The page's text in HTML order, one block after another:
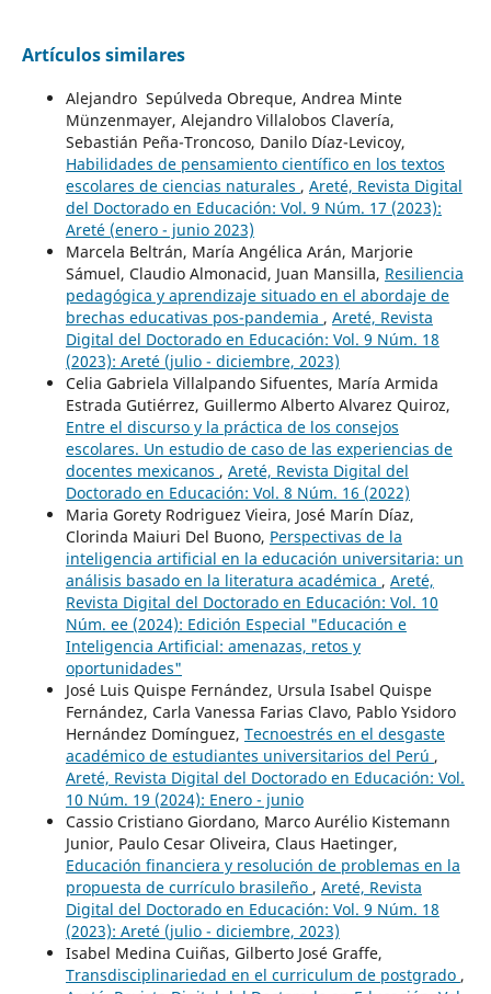
Artículos similares
Alejandro Sepúlveda Obreque, Andrea Minte
Münzenmayer, Alejandro Villalobos Clavería,
Sebastián Peña-Troncoso, Danilo Díaz-Levicoy,
Habilidades de pensamiento científico en los textos
escolares de ciencias naturales , Areté, Revista Digital
del Doctorado en Educación: Vol. 9 Núm. 17 (2023):
Areté (enero - junio 2023)
Marcela Beltrán, María Angélica Arán, Marjorie
Sámuel, Claudio Almonacid, Juan Mansilla, Resiliencia
pedagógica y aprendizaje situado en el abordaje de
brechas educativas pos-pandemia , Areté, Revista
Digital del Doctorado en Educación: Vol. 9 Núm. 18
(2023): Areté (julio - diciembre, 2023)
Celia Gabriela Villalpando Sifuentes, María Armida
Estrada Gutiérrez, Guillermo Alberto Alvarez Quiroz,
Entre el discurso y la práctica de los consejos
escolares. Un estudio de caso de las experiencias de
docentes mexicanos , Areté, Revista Digital del
Doctorado en Educación: Vol. 8 Núm. 16 (2022)
Maria Gorety Rodriguez Vieira, José Marín Díaz,
Clorinda Maiuri Del Buono, Perspectivas de la
inteligencia artificial en la educación universitaria: un
análisis basado en la literatura académica , Areté,
Revista Digital del Doctorado en Educación: Vol. 10
Núm. ee (2024): Edición Especial "Educación e
Inteligencia Artificial: amenazas, retos y
oportunidades"
José Luis Quispe Fernández, Ursula Isabel Quispe
Fernández, Carla Vanessa Farias Clavo, Pablo Ysidoro
Hernández Domínguez, Tecnoestrés en el desgaste
académico de estudiantes universitarios del Perú ,
Areté, Revista Digital del Doctorado en Educación: Vol.
10 Núm. 19 (2024): Enero - junio
Cassio Cristiano Giordano, Marco Aurélio Kistemann
Junior, Paulo Cesar Oliveira, Claus Haetinger,
Educación financiera y resolución de problemas en la
propuesta de currículo brasileño , Areté, Revista
Digital del Doctorado en Educación: Vol. 9 Núm. 18
(2023): Areté (julio - diciembre, 2023)
Isabel Medina Cuiñas, Gilberto José Graffe,
Transdisciplinariedad en el curriculum de postgrado ,